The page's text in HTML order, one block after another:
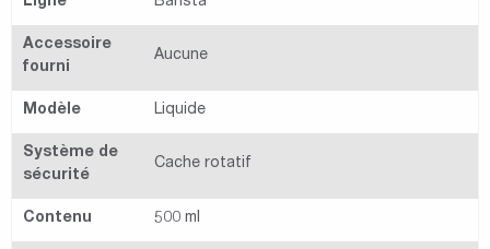
Accessoire
fourni
Aucune
Modèle Liquide
Système de
sécurité
Cache rotatif
Contenu 500 ml